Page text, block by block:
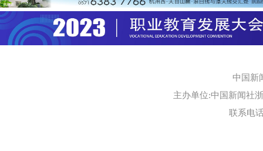
中国新
主办单位:中国新闻社
联系电